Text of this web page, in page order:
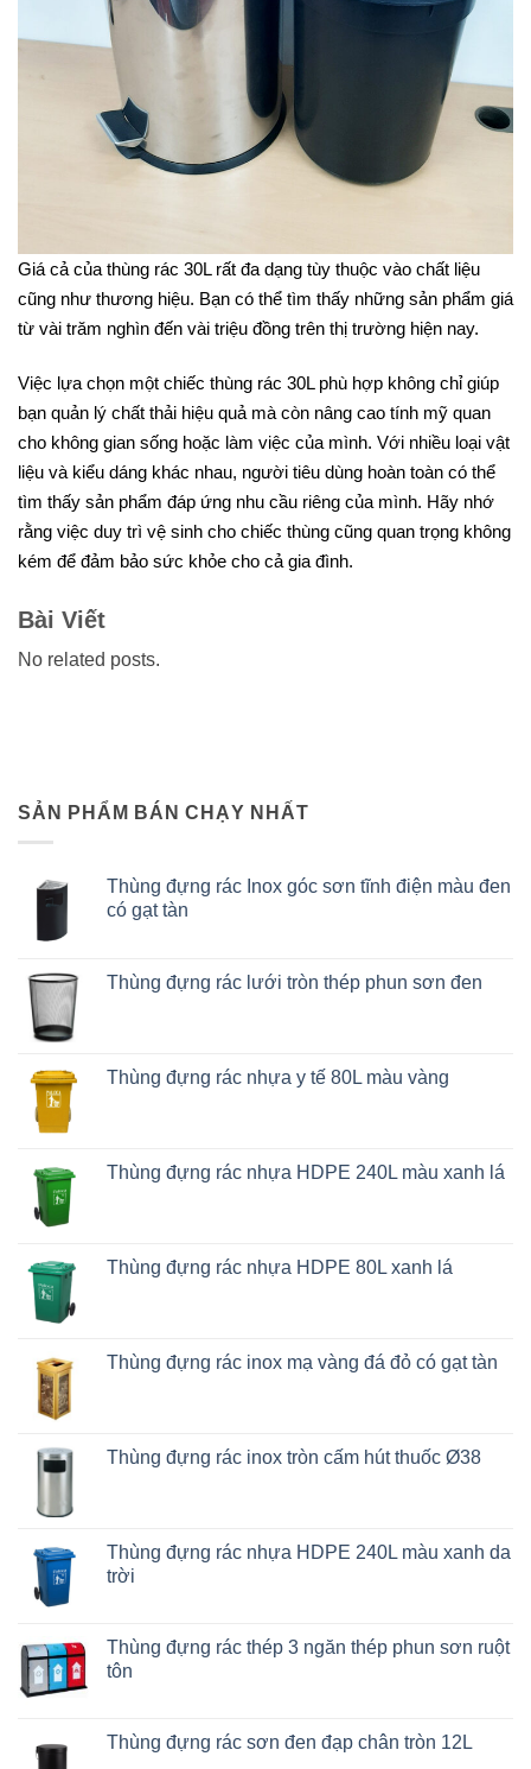
SẢN PHẨM BÁN CHẠY NHẤT
Thùng đựng rác Inox góc sơn tĩnh điện màu đen
có gạt tàn
Thùng đựng rác lưới tròn thép phun sơn đen
Thùng đựng rác nhựa y tế 80L màu vàng
Thùng đựng rác nhựa HDPE 240L màu xanh lá
Thùng đựng rác nhựa HDPE 80L xanh lá
Thùng đựng rác inox mạ vàng đá đỏ có gạt tàn
Thùng đựng rác inox tròn cấm hút thuốc Ø38
Thùng đựng rác nhựa HDPE 240L màu xanh da
trời
Thùng đựng rác thép 3 ngăn thép phun sơn ruột
tôn
Thùng đựng rác sơn đen đạp chân tròn 12L
Giá cả của thùng rác 30L rất đa dạng tùy thuộc vào chất liệu
cũng như thương hiệu. Bạn có thể tìm thấy những sản phẩm giá
từ vài trăm nghìn đến vài triệu đồng trên thị trường hiện nay.
Việc lựa chọn một chiếc thùng rác 30L phù hợp không chỉ giúp
bạn quản lý chất thải hiệu quả mà còn nâng cao tính mỹ quan
cho không gian sống hoặc làm việc của mình. Với nhiều loại vật
liệu và kiểu dáng khác nhau, người tiêu dùng hoàn toàn có thể
tìm thấy sản phẩm đáp ứng nhu cầu riêng của mình. Hãy nhớ
rằng việc duy trì vệ sinh cho chiếc thùng cũng quan trọng không
kém để đảm bảo sức khỏe cho cả gia đình.
Bài Viết
No related posts.